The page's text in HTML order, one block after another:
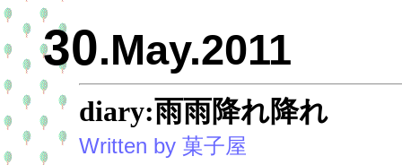
30.May.2011
diary:雨雨降れ降れ
Written by 菓子屋